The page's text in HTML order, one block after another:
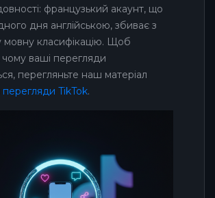
французький акаунт, що
дня англійською, збиває з
мовну класифікацію. Щоб
чому ваші перегляди
перегляньте наш матеріал
перегляди TikTok.